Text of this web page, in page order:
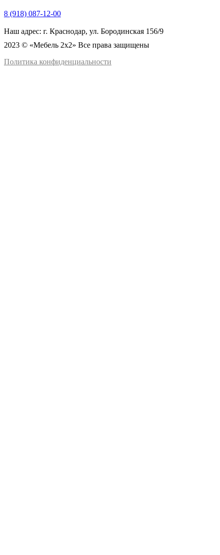
8 (918) 087-12-00
Наш адрес: г. Краснодар, ул. Бородинская 156/9
2023 © «Мебель 2x2» Все права защищены
Политика конфиденциальности